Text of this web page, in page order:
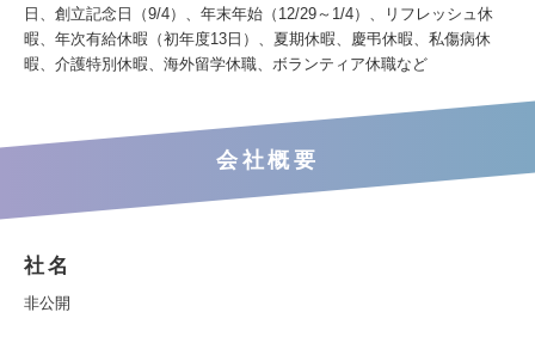
日、創立記念日（9/4）、年末年始（12/29～1/4）、リフレッシュ休
暇、年次有給休暇（初年度13日）、夏期休暇、慶弔休暇、私傷病休
暇、介護特別休暇、海外留学休職、ボランティア休職など
会社概要
社名
非公開